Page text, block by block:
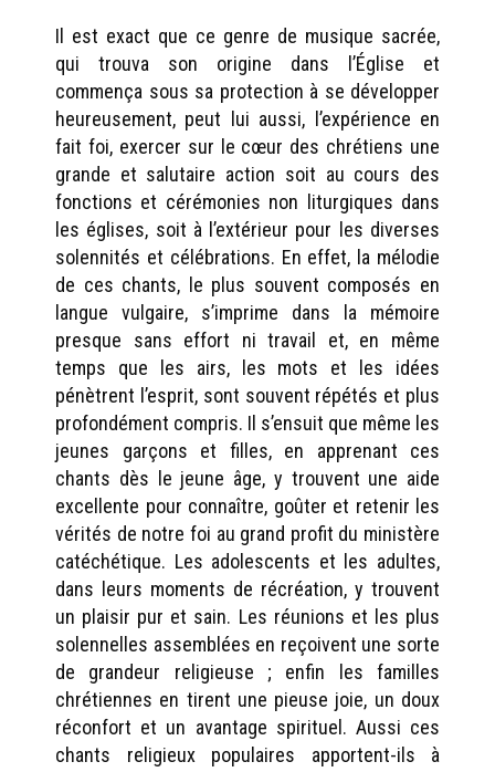
Il est exact que ce genre de musique sacrée,
qui trouva son origine dans l’Église et
commença sous sa protection à se développer
heureusement, peut lui aussi, l’expérience en
fait foi, exercer sur le cœur des chrétiens une
grande et salutaire action soit au cours des
fonctions et cérémonies non liturgiques dans
les églises, soit à l’extérieur pour les diverses
solennités et célébrations. En effet, la mélodie
de ces chants, le plus souvent composés en
langue vulgaire, s’imprime dans la mémoire
presque sans effort ni travail et, en même
temps que les airs, les mots et les idées
pénètrent l’esprit, sont souvent répétés et plus
profondément compris. Il s’ensuit que même les
jeunes garçons et filles, en apprenant ces
chants dès le jeune âge, y trouvent une aide
excellente pour connaître, goûter et retenir les
vérités de notre foi au grand profit du ministère
catéchétique. Les adolescents et les adultes,
dans leurs moments de récréation, y trouvent
un plaisir pur et sain. Les réunions et les plus
solennelles assemblées en reçoivent une sorte
de grandeur religieuse ; enfin les familles
chrétiennes en tirent une pieuse joie, un doux
réconfort et un avantage spirituel. Aussi ces
chants religieux populaires apportent-ils à